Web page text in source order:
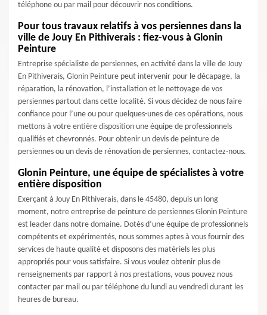
téléphone ou par mail pour découvrir nos conditions.
Pour tous travaux relatifs à vos persiennes dans la
ville de Jouy En Pithiverais : fiez-vous à Glonin
Peinture
Entreprise spécialiste de persiennes, en activité dans la ville de Jouy
En Pithiverais, Glonin Peinture peut intervenir pour le décapage, la
réparation, la rénovation, l’installation et le nettoyage de vos
persiennes partout dans cette localité. Si vous décidez de nous faire
confiance pour l’une ou pour quelques-unes de ces opérations, nous
mettons à votre entière disposition une équipe de professionnels
qualifiés et chevronnés. Pour obtenir un devis de peinture de
persiennes ou un devis de rénovation de persiennes, contactez-nous.
Glonin Peinture, une équipe de spécialistes à votre
entière disposition
Exerçant à Jouy En Pithiverais, dans le 45480, depuis un long
moment, notre entreprise de peinture de persiennes Glonin Peinture
est leader dans notre domaine. Dotés d’une équipe de professionnels
compétents et expérimentés, nous sommes aptes à vous fournir des
services de haute qualité et disposons des matériels les plus
appropriés pour vous satisfaire. Si vous voulez obtenir plus de
renseignements par rapport à nos prestations, vous pouvez nous
contacter par mail ou par téléphone du lundi au vendredi durant les
heures de bureau.